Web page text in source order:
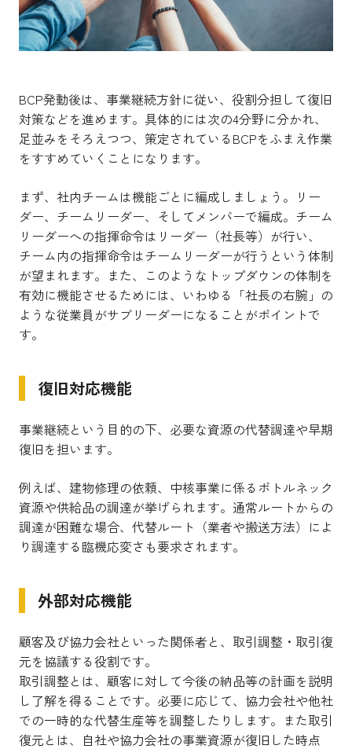
BCP発動後は、事業継続方針に従い、役割分担して復旧
対策などを進めます。具体的には次の4分野に分かれ、
足並みをそろえつつ、策定されているBCPをふまえ作業
をすすめていくことになります。
まず、社内チームは機能ごとに編成しましょう。リー
ダー、チームリーダー、そしてメンバーで編成。チーム
リーダーへの指揮命令はリーダー（社長等）が行い、
チーム内の指揮命令はチームリーダーが行うという体制
が望まれます。また、このようなトップダウンの体制を
有効に機能させるためには、いわゆる「社長の右腕」の
ような従業員がサブリーダーになることがポイントで
す。
復旧対応機能
事業継続という目的の下、必要な資源の代替調達や早期
復旧を担います。
例えば、建物修理の依頼、中核事業に係るボトルネック
資源や供給品の調達が挙げられます。通常ルートからの
調達が困難な場合、代替ルート（業者や搬送方法）によ
り調達する臨機応変さも要求されます。
外部対応機能
顧客及び協力会社といった関係者と、取引調整・取引復
元を協議する役割です。
取引調整とは、顧客に対して今後の納品等の計画を説明
し了解を得ることです。必要に応じて、協力会社や他社
での一時的な代替生産等を調整したりします。また取引
復元とは、自社や協力会社の事業資源が復旧した時点